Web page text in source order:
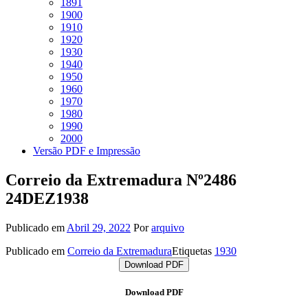
1891
1900
1910
1920
1930
1940
1950
1960
1970
1980
1990
2000
Versão PDF e Impressão
Correio da Extremadura Nº2486
24DEZ1938
Publicado em Abril 29, 2022 Porarquivo
Publicado em Correio da ExtremaduraEtiquetas 1930
Download PDF
Download PDF